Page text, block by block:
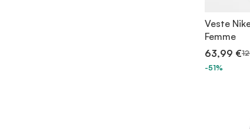
Veste
Femme
63,99 €
-51%